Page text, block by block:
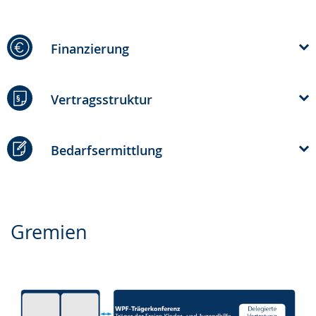
Finanzierung
Vertragsstruktur
Bedarfsermittlung
Gremien